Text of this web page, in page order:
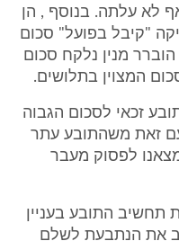
לא עלתה. בנוסף , הן
"קיבל בפועל" סכום
מנין נלקח סכום
המצוין בתלושים.
זכאי לסכום הגבוה
זאת משהתובע עתר
6,292 ₪, לא מצאנו לפסוק מעבר
תחשיב התובע בעניין
את הנתבעת לשלם